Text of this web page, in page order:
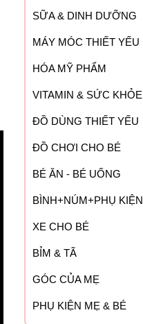
SỮA & DINH DƯỠNG
MÁY MÓC THIẾT YẾU
HÓA MỸ PHẨM
VITAMIN & SỨC KHỎE
ĐỒ DÙNG THIẾT YẾU
ĐỒ CHƠI CHO BÉ
BÉ ĂN - BÉ UỐNG
BÌNH+NÚM+PHỤ KIỆN
XE CHO BÉ
BỈM & TÃ
GÓC CỦA MẸ
PHỤ KIỆN MẸ & BÉ